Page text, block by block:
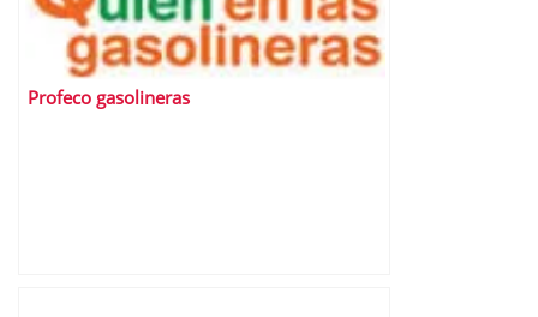
Profeco gasolineras